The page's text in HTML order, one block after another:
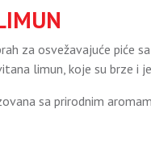
za osvežavajuće piće
limun, koje su brze i
sa prirodnim